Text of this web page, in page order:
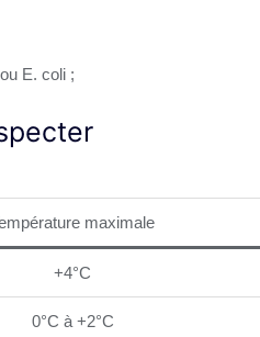
E. coli ;
maximale
+4°C
0°C à +2°C